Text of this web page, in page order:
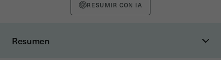
RESUMIR CON IA
Resumen